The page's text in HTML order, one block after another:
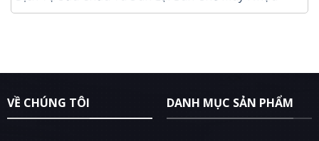
VỀ CHÚNG TÔI DANH MỤC SẢN PHẨM